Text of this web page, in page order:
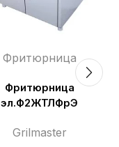
Фритюрница
Фритюрница
эл.Ф2ЖТЛФрЭ
Grilmaster